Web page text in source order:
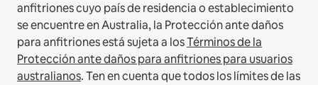
anfitriones cuyo país de residencia o establecimiento
se encuentre en Australia, la Protección ante daños
para anfitriones está sujeta a losTérminos de la
Protección ante daños para anfitriones para usuarios
australianos. Ten en cuenta que todos los límites de las